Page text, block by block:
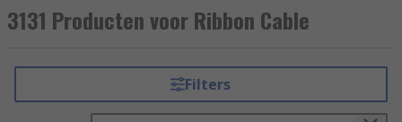
they form a wide flat cable resembling a piece of
ribbon.
Types of Ribbon Cable
3131 Producten voor Ribbon Cable
Filters